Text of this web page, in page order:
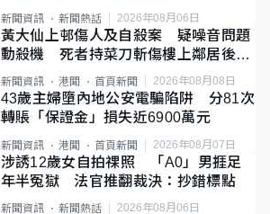
新聞資訊 新聞熱話 2026年08月06日
黃大仙上邨傷人及自殺案 疑噪音問題
動殺機 死者持菜刀斬傷樓上鄰居後墮
斃
新聞資訊 港聞 首頁新聞 2026年08月08日
43歲主婦墮內地公安電騙陷阱 分81次
轉賬「保證金」損失近6900萬元
新聞資訊 港聞 首頁新聞 2026年08月07日
涉誘12歲女自拍祼照 「A0」男捱足
年半冤獄 法官推翻裁決：抄錯標點
新聞資訊 新聞熱話 2026年08月06日